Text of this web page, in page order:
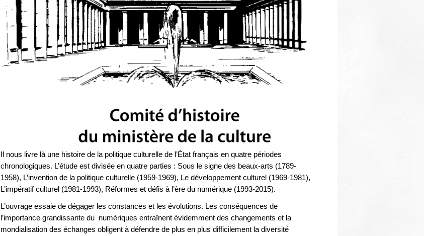
Il nous livre là une histoire de la politique culturelle de l’État français en quatre périodes
chronologiques. L’étude est divisée en quatre parties : Sous le signe des beaux-arts (1789-
1958), L’invention de la politique culturelle (1959-1969), Le développement culturel (1969-1981),
L’impératif culturel (1981-1993), Réformes et défis à l’ère du numérique (1993-2015).
L’ouvrage essaie de dégager les constances et les évolutions. Les conséquences de
l’importance grandissante du numériques entraînent évidemment des changements et la
mondialisation des échanges obligent à défendre de plus en plus difficilement la diversité